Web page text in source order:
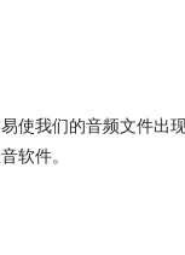
易使我们的音频文件出
软件。